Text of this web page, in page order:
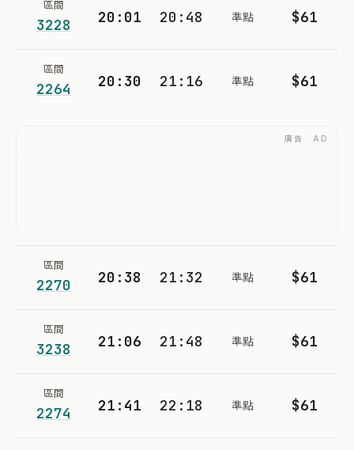
區間
3228 20:01 20:48 準點 $61
區間
2264 20:30 21:16 準點 $61
廣告 · AD
區間
2270 20:38 21:32 準點 $61
區間
3238 21:06 21:48 準點 $61
區間
2274 21:41 22:18 準點 $61